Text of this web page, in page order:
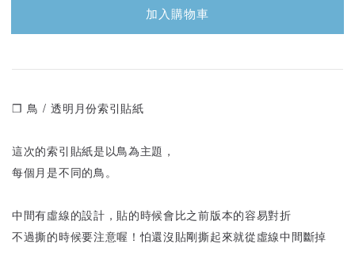
加入購物車
❒ 鳥 / 透明月份索引貼紙
這次的索引貼紙是以鳥為主題，
每個月是不同的鳥。
中間有虛線的設計，貼的時候會比之前版本的容易對折
不過撕的時候要注意喔！怕還沒貼剛撕起來就從虛線中間斷掉